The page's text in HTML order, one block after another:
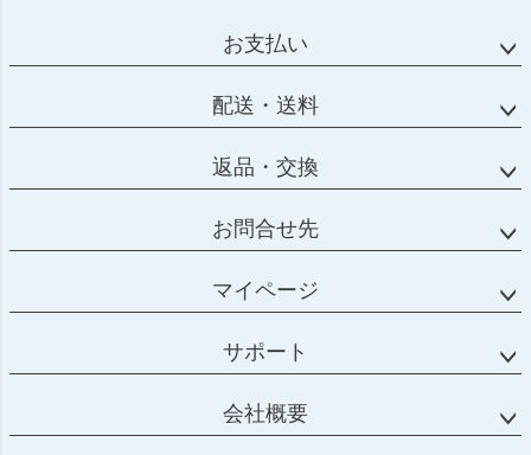
お支払い
配送・送料
返品・交換
お問合せ先
マイページ
サポート
会社概要